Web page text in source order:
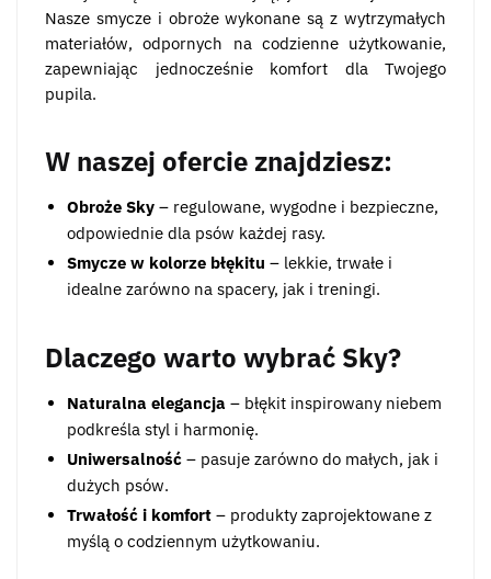
Nasze smycze i obroże wykonane są z wytrzymałych
materiałów, odpornych na codzienne użytkowanie,
zapewniając jednocześnie komfort dla Twojego
pupila.
W naszej ofercie znajdziesz:
Obroże Sky – regulowane, wygodne i bezpieczne,
odpowiednie dla psów każdej rasy.
Smycze w kolorze błękitu – lekkie, trwałe i
idealne zarówno na spacery, jak i treningi.
Dlaczego warto wybrać Sky?
Naturalna elegancja – błękit inspirowany niebem
podkreśla styl i harmonię.
Uniwersalność – pasuje zarówno do małych, jak i
dużych psów.
Trwałość i komfort – produkty zaprojektowane z
myślą o codziennym użytkowaniu.